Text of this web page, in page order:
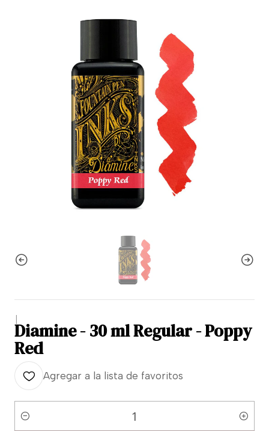
|
Diamine - 30 ml Regular - Poppy
Red
Agregar a la lista de favoritos
Cantidad